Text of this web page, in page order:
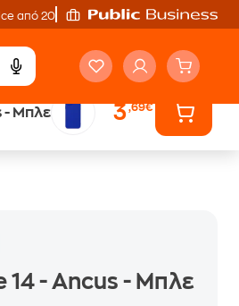
από 20'
- Μπλε 3,69€
14 - Ancus - Μπλε